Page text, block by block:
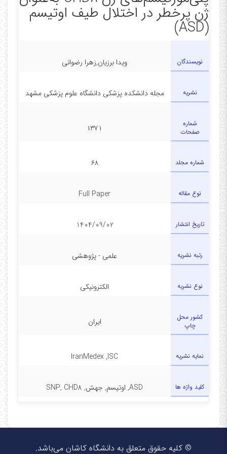
ژن پرخطر در اختلال طیف اوتیسم
(ASD)
نویسندگان ویدا برزیان,زهرا رضوانی
نشریه مجله دانشکده پزشکی دانشگاه علوم پزشکی مشهد
شماره
صفحات
۱۳۷۱
شماره مجلد ۶۸
نوع مقاله Full Paper
تاریخ انتشار 1404/09/02
رتبه نشریه علمی - پژوهشی
نوع نشریه الکترونیکی
کشور محل
چاپ
ایران
نمایه نشریه IranMedex ,ISC
کلید واژه ها ASD, اوتیسم, جهش, SNP, CHD8
© کلیه حقوق متعلق به دانشگاه کاشان می‌باشد.